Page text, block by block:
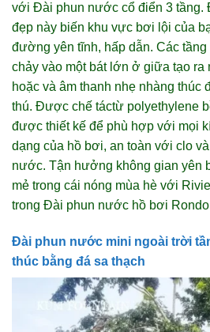
với Đài phun nước cổ điển 3 tầng.
đẹp này biến khu vực bơi lội của
đường yên tĩnh, hấp dẫn. Các
chảy vào một bát lớn ở giữa tạo ra
hoặc và âm thanh nhẹ nhàng thúc
thú. Được chế táctừ polyethylene
được thiết kế để phù hợp với mọi
dạng của hồ bơi, an toàn với clo
nước. Tận hưởng không gian yên
mẻ trong cái nóng mùa hè với
trong Đài phun nước hồ bơi
Đài phun nước mini ngoài trời
thúc bằng đá sa thạch